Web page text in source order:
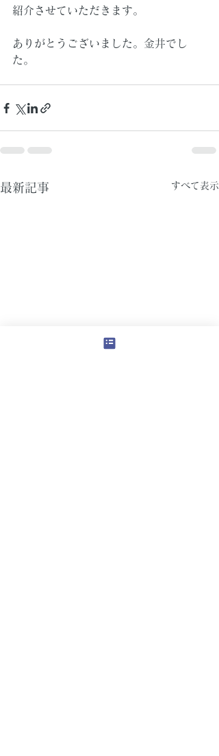
紹介させていただきます。
ありがとうございました。金井でし
た。
最新記事 すべて表示